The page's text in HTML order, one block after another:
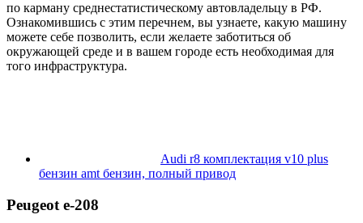
по карману среднестатистическому автовладельцу в РФ.
Ознакомившись с этим перечнем, вы узнаете, какую машину
можете себе позволить, если желаете заботиться об
окружающей среде и в вашем городе есть необходимая для
того инфраструктура.
Audi r8 комплектация v10 plus
бензин amt бензин, полный привод
Peugeot e-208